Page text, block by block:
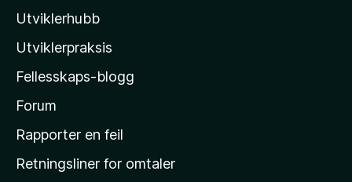
l
l
s
h
j
m
Utviklerhubb
Utviklerpraksis
Fellesskaps-blogg
Forum
Rapporter en feil
Retningsliner for omtaler